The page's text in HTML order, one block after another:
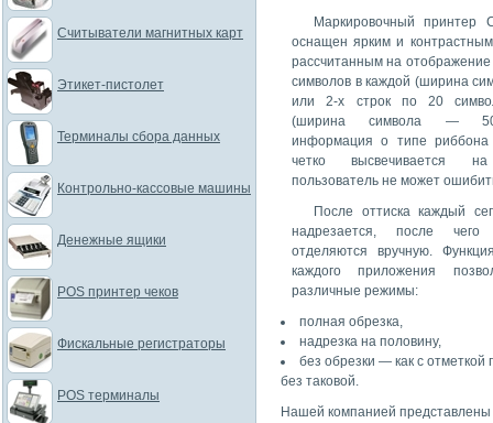
Маркировочный принтер
оснащен ярким и
рассчитанным на отображение
символов в каждой (ширина
или 2-х строк по 20
(ширина символа —
информация о типе риббона
четко высвечивается
пользователь не может
После оттиска каждый
надрезается, после чего
отделяются вручную.
каждого приложения
различные режимы:
полная обрезка,
надрезка на половину,
без обрезки — как с отметкой
без таковой.
Нашей компанией представлены
Считыватели магнитных карт
Этикет-пистолет
Терминалы сбора данных
Контрольно-кассовые машины
Денежные ящики
POS принтер чеков
Фискальные регистраторы
POS терминалы